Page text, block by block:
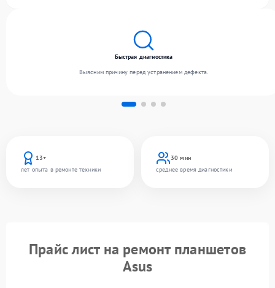
13+
лет опыта в ремонте техники
30 мин
среднее время диагностики
Быстрая диагностика
Выясним причину перед устранением дефекта.
Прайс лист на ремонт планшетов
Asus